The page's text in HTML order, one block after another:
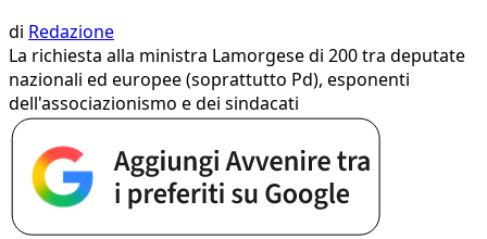
di Redazione
La richiesta alla ministra Lamorgese di 200 tra deputate
nazionali ed europee (soprattutto Pd), esponenti
dell'associazionismo e dei sindacati